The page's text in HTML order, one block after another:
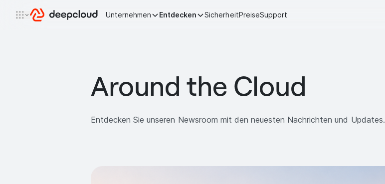
Unternehmen Entdecken SicherheitPreiseSupport
Around the Cloud
Entdecken Sie unseren Newsroom mit den neuesten Nachrichten und Updates.